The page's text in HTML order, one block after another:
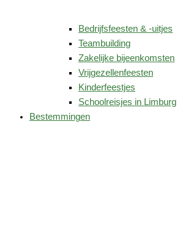
Bedrijfsfeesten & -uitjes
Teambuilding
Zakelijke bijeenkomsten
Vrijgezellenfeesten
Kinderfeestjes
Schoolreisjes in Limburg
Bestemmingen